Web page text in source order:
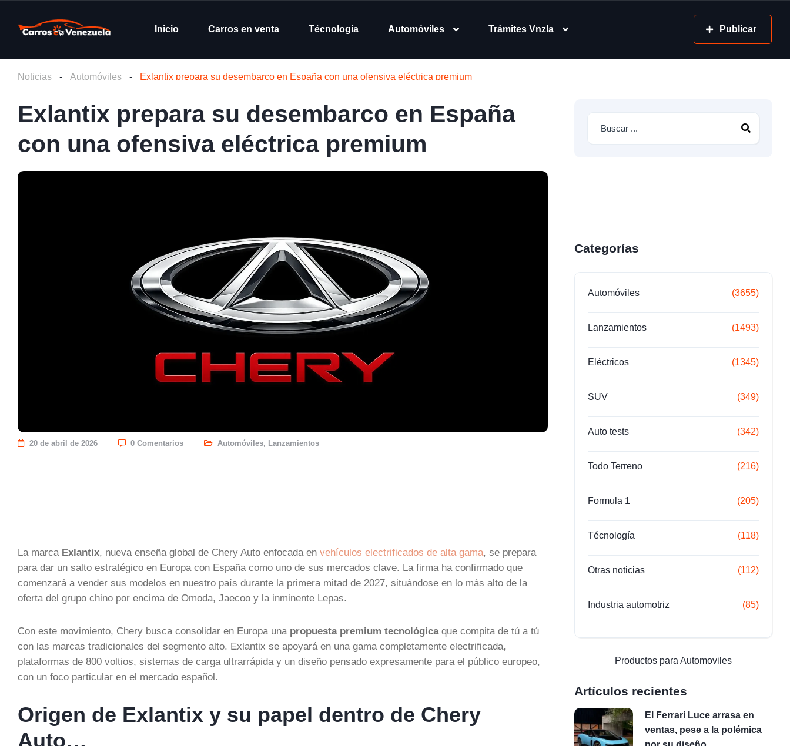
Inicio Carros en venta Técnología Automóviles Trámites Vnzla Publicar
Noticias - Automóviles - Exlantix prepara su desembarco en España con una ofensiva eléctrica premium
Exlantix prepara su desembarco en España
con una ofensiva eléctrica premium
20 de abril de 2026 0 Comentarios Automóviles, Lanzamientos
La marca Exlantix, nueva enseña global de Chery Auto enfocada en vehículos electrificados de alta gama, se prepara
para dar un salto estratégico en Europa con España como uno de sus mercados clave. La firma ha confirmado que
comenzará a vender sus modelos en nuestro país durante la primera mitad de 2027, situándose en lo más alto de la
oferta del grupo chino por encima de Omoda, Jaecoo y la inminente Lepas.
Con este movimiento, Chery busca consolidar en Europa una propuesta premium tecnológicaque compita de tú a tú
con las marcas tradicionales del segmento alto. Exlantix se apoyará en una gama completamente electrificada,
plataformas de 800 voltios, sistemas de carga ultrarrápida y un diseño pensado expresamente para el público europeo,
con un foco particular en el mercado español.
Origen de Exlantix y su papel dentro de Chery
Auto…
Categorías
Automóviles (3655)
Lanzamientos (1493)
Eléctricos (1345)
SUV (349)
Auto tests (342)
Todo Terreno (216)
Formula 1 (205)
Técnología (118)
Otras noticias (112)
Industria automotriz (85)
Productos para Automoviles
Artículos recientes
El Ferrari Luce arrasa en
ventas, pese a la polémica